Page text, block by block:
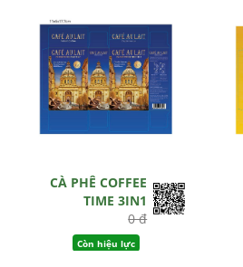
CÀ PHÊ COFFEE
TIME 3IN1
0 đ
Còn hiệu lực